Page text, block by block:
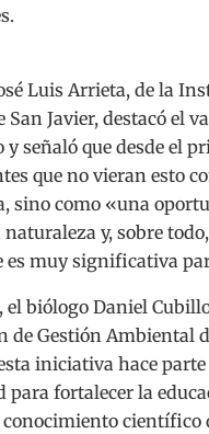
Luis Arrieta, de la
San Javier, destacó el
y señaló que desde el
que no vieran esto
sino como «una
y, sobre
es muy significativa
el biólogo Daniel
de Gestión Ambiental
iniciativa hace
para fortalecer la
científico